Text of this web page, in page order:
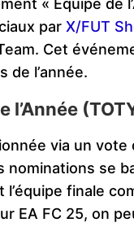
« Équipe de
par X/FUT
Cet
de l’année.
l’Année
via un
nominations se
l’équipe finale
EA FC 25, on